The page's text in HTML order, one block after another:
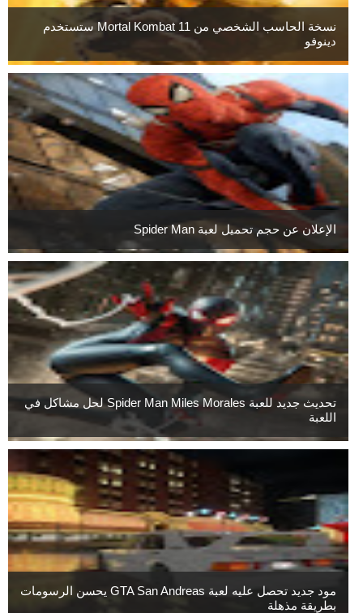
نسخة الحاسب الشخصي من Mortal Kombat 11 ستستخدم
دينوفو
الإعلان عن حجم تحميل لعبة Spider Man
تحديث جديد للعبة Spider Man Miles Morales لحل مشاكل في
اللعبة
مود جديد تحصل عليه لعبة GTA San Andreas يحسن الرسومات
بطريقة مذهلة